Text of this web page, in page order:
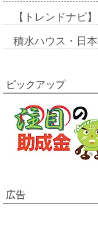
【トレンドナビ
積水ハウス・日
ピックアップ
広告